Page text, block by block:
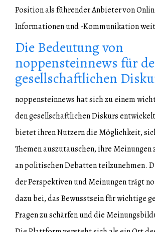
Position als führender Anbieter von
Informationen und -Kommunikation
Die Bedeutung von
noppensteinnews für
gesellschaftlichen
noppensteinnews hat sich zu einem
den gesellschaftlichen Diskurs
bietet ihren Nutzern die Möglichkeit,
Themen auszutauschen, ihre Meinungen
an politischen Debatten teilzunehmen.
der Perspektiven und Meinungen trägt
dazu bei, das Bewusstsein für wichtige
Fragen zu schärfen und die